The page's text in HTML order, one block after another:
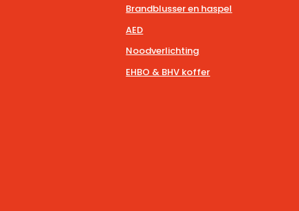
Brandblusser en haspel
AED
Noodverlichting
EHBO & BHV koffer